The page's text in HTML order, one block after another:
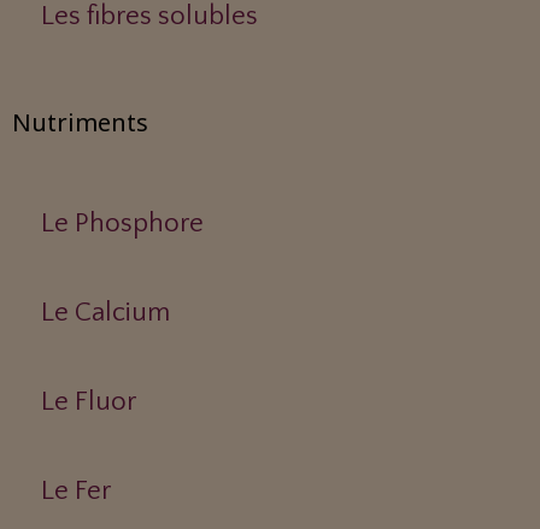
Les fibres solubles
Nutriments
Le Phosphore
Le Calcium
Le Fluor
Le Fer